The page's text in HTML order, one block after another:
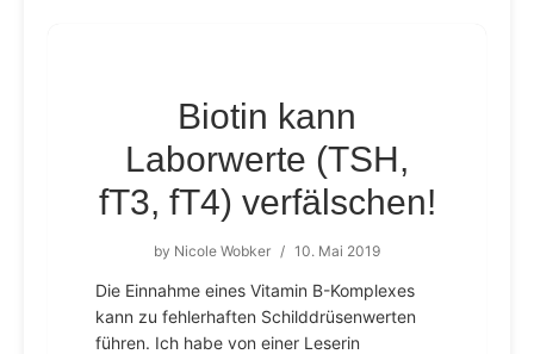
Biotin kann
Laborwerte (TSH,
fT3, fT4) verfälschen!
by Nicole Wobker / 10. Mai 2019
Die Einnahme eines Vitamin B-Komplexes
kann zu fehlerhaften Schilddrüsenwerten
führen. Ich habe von einer Leserin